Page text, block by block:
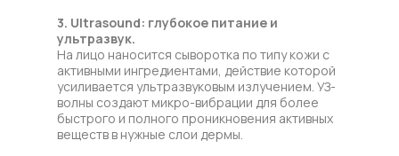
3. Ultrasound: глубокое питание и
ультразвук.
На лицо наносится сыворотка по типу кожи с
активными ингредиентами, действие которой
усиливается ультразвуковым излучением. УЗ-
волны создают микро-вибрации для более
быстрого и полного проникновения активных
веществ в нужные слои дермы.